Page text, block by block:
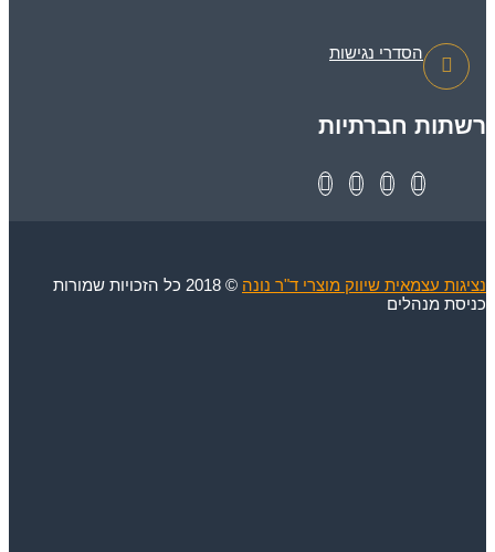
הסדרי נגישות
רשתות חברתיות
נציגות עצמאית שיווק מוצרי ד"ר נונה © 2018 כל הזכויות שמורות
כניסת מנהלים